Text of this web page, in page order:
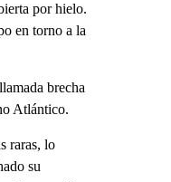
por hielo.
en torno a la
brecha
Atlántico.
raras, lo
su